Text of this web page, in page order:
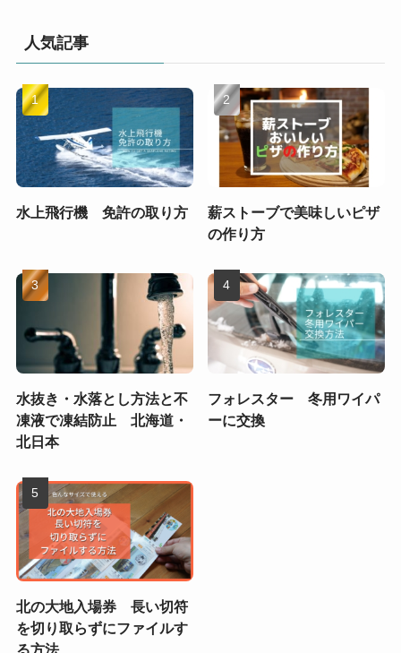
人気記事
水上飛行機 免許の取り方
薪ストーブで美味しいピザ
の作り方
水抜き・水落とし方法と不
凍液で凍結防止 北海道・
北日本
フォレスター 冬用ワイパ
ーに交換
北の大地入場券 長い切符
を切り取らずにファイルす
る方法